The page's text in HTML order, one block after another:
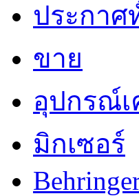
ประกาศ
ขาย
อุปกรณ์เ
มิกเซอร์